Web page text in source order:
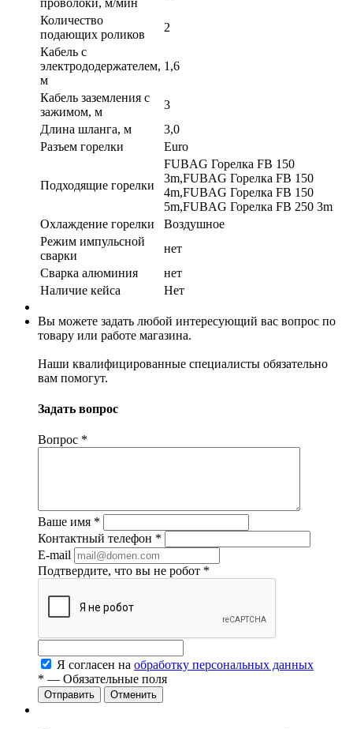
проволоки, м/мин
Количество
подающих роликов
2
Кабель с
электрододержателем,
м
1,6
Кабель заземления с
зажимом, м
3
Длина шланга, м
3,0
Разъем горелки
Euro
Подходящие горелки
FUBAG Горелка FB 150
3m,FUBAG Горелка FB 150
4m,FUBAG Горелка FB 150
5m,FUBAG Горелка FB 250 3m
Охлаждение горелки
Воздушное
Режим импульсной
сварки
нет
Сварка алюминия
нет
Наличие кейса
Нет
Вы можете задать любой интересующий вас вопрос по
товару или работе магазина.
Наши квалифицированные специалисты обязательно
вам помогут.
Задать вопрос
Вопрос *
Ваше имя *
Контактный телефон *
E-mail
Подтвердите, что вы не робот *
Я согласен на обработку персональных данных
* — Обязательные поля
Отменить